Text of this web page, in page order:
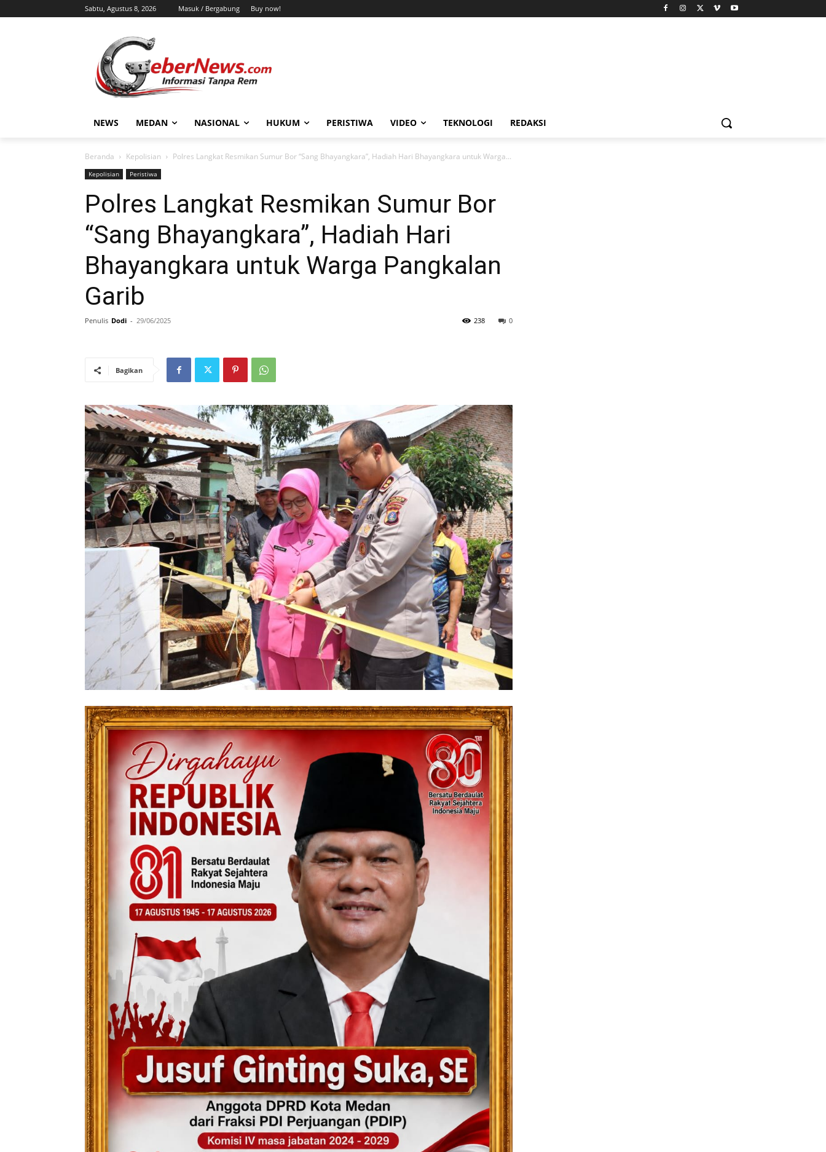
Sabtu, Agustus 8, 2026 Masuk / Bergabung Buy now!
NEWS MEDAN NASIONAL HUKUM PERISTIWA VIDEO TEKNOLOGI REDAKSI
Beranda Kepolisian Polres Langkat Resmikan Sumur Bor “Sang Bhayangkara”, Hadiah Hari Bhayangkara untuk Warga...
Kepolisian Peristiwa
Polres Langkat Resmikan Sumur Bor
“Sang Bhayangkara”, Hadiah Hari
Bhayangkara untuk Warga Pangkalan
Garib
Penulis Dodi - 29/06/2025 0
238
Bagikan